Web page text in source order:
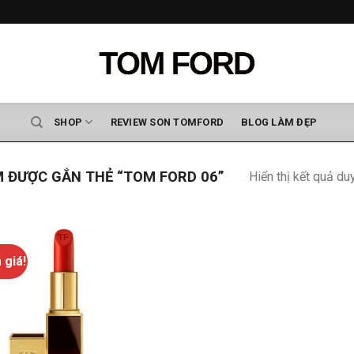
SHOP REVIEW SON TOMFORD BLOG LÀM ĐẸP
ĐƯỢC GẮN THẺ “TOM FORD 06” Hiển thị kết quả
giá!